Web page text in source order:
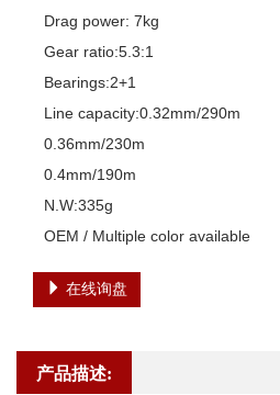
Drag power: 7kg
Gear ratio:5.3:1
Bearings:2+1
Line capacity:0.32mm/290m
0.36mm/230m
0.4mm/190m
N.W:335g
OEM / Multiple color available
在线询盘
产品描述: